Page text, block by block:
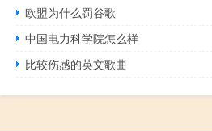
欧盟为什么罚谷歌
中国电力科学院怎么样
比较伤感的英文歌曲